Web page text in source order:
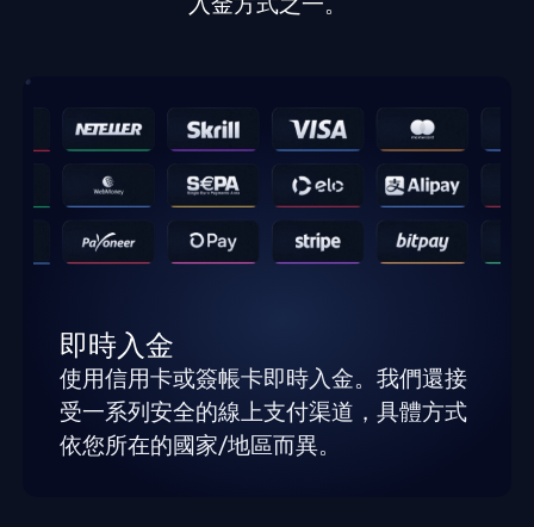
即時入金
使用信用卡或簽帳卡即時入金。我們還接
受一系列安全的線上支付渠道，具體方式
依您所在的國家/地區而異。